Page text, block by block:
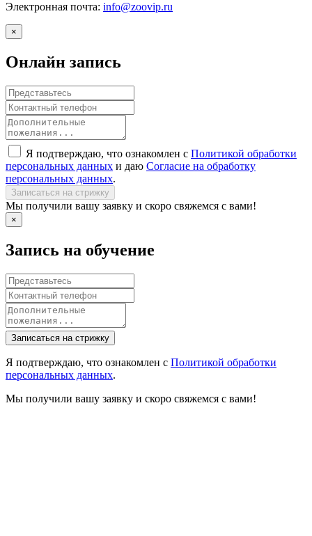
Электронная почта: info@zoovip.ru
×
Онлайн запись
Я подтверждаю, что ознакомлен с Политикой обработки
персональных данных и даю Согласие на обработку
персональных данных.
Записаться на стрижку
Мы получили вашу заявку и скоро свяжемся с вами!
×
Запись на обучение
Записаться на стрижку
Я подтверждаю, что ознакомлен с Политикой обработки
персональных данных.
Мы получили вашу заявку и скоро свяжемся с вами!